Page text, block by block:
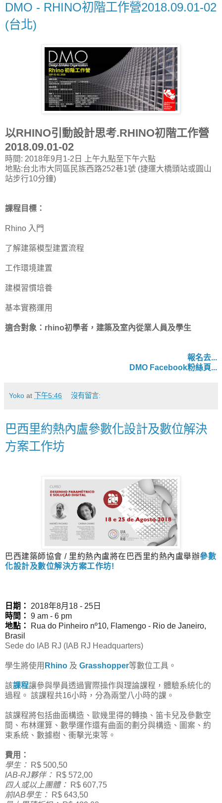
DMO - RHINO初階工作營2018.09.01-02
(台北)
以RHINO引動設計思考.RHINO初階工作營
2018.09.01-02
時間: 2018年9月1-2日 上午九點至下午六點
地點:台北市大同區民族西路252巷1號 (捷運大橋頭站或圓山
站步行10分鐘)
課程目標：
Rhino 入門
了解建築模型建置流程
工作環境建置
建模習慣培養
基本實務運用
適合對象：rhino初學者，建築及室內從業人員及學生
報名去...
DMO Facebook粉絲頁...
Yoko at 下午5:46 沒有留言:
巴西里約熱內盧參數化設計及數位解決
方案工作坊
巴西建築師協會 / 里約熱內盧將在巴西里約熱內盧舉辦參數
化設計及數位解決方案工作坊!
日期：
2018年8月18 - 25日
時間： 9 am - 6 pm
地點：
Rua do Pinheiro nº10, Flamengo - Rio de Janeiro,
Brasil
Sede do IAB RJ ( IAB RJ Headquarters)
學生將使用 Rhino 及 Grasshopper等數位工具。
該課程讓參與學員透過實際操作與理論課程，體驗系統化的
過程。 該課程共16小時，分為兩堂八小時的課。
該課程將包括曲面構造、歐幾里得的轉換、笛卡兒及參數空
間、布林運算、數學運作還有曲面的劃分與構造、圖案、約
束系統、數據樹、衝擊光束等。
費用：
學生： R$ 500,50
IAB-RJ夥伴： R$ 572,00
四人或以上團體： R$ 607,75
前IAB學生： R$ 643,50